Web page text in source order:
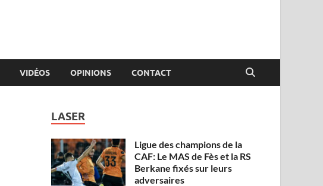
VIDÉOS OPINIONS CONTACT
LASER
Ligue des champions de la
CAF: Le MAS de Fès et la RS
Berkane fixés sur leurs
adversaires